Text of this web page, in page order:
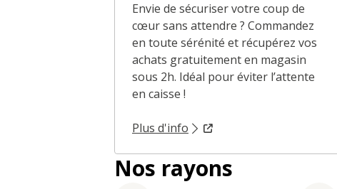
Envie de sécuriser votre coup de
cœur sans attendre ? Commandez
en toute sérénité et récupérez vos
achats gratuitement en magasin
sous 2h. Idéal pour éviter l’attente
en caisse !
Plus d'info
Nos rayons